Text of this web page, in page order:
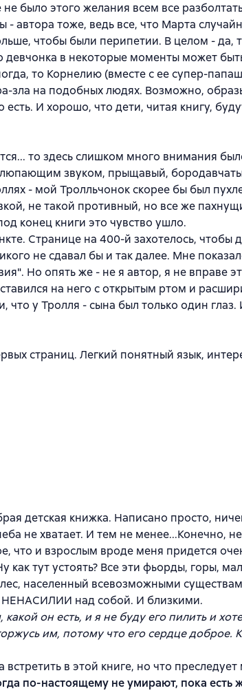
было этого желания всем все
автора тоже, ведь все, что Марта
чтобы были перипетии. В целом - да,
в некоторые моменты может
то Корнелию (вместе с ее супер-
зла на подобных людях. Возможно,
И хорошо, что дети, читая книгу,
то здесь слишком много внимания
звуком, прыщавый,
- мой Тролльчонок скорее бы был
не такой противный, но все же
конец книги это чувство ушло.
Странице на 400-й захотелось, чтобы
не сдавал бы и так далее. Мне
Но опять же - не я автор, я не вправе
на него с открытым ртом и
у Тролля - сына был только один глаз.
страниц. Легкий понятный язык,
детская книжка. Написано просто,
не хватает. И тем не менее...Конечно,
что и взрослым вроде меня придется
тут устоять? Все эти фьорды, горы,
населенный всевозможными
над собой. И близкими.
он есть, и я не буду его пилить и
им, потому что его сердце доброе.
в этой книге, но что
по-настоящему не умирают, пока есть